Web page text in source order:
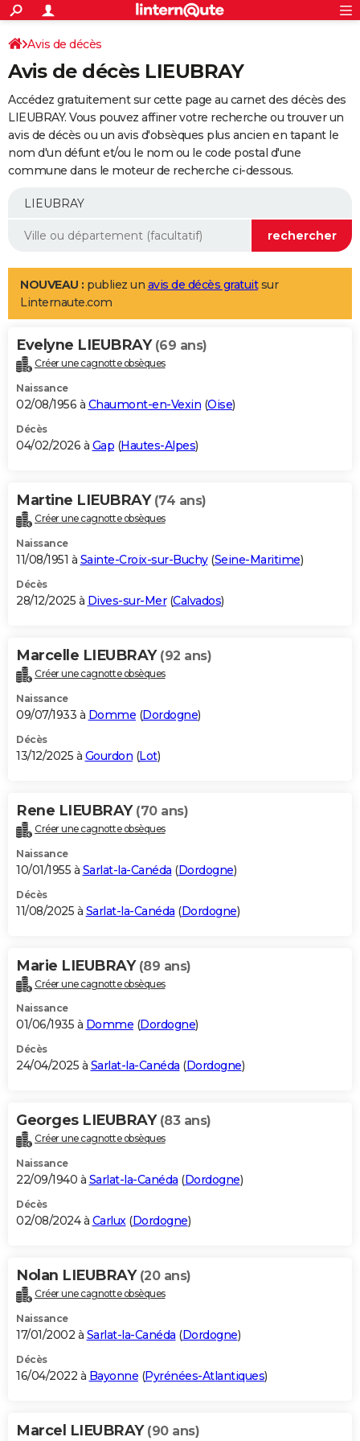
ACTUALITÉS
Politique
Société
Faits Divers
Education
Monde
Villes
+
SPORT
Coupe du monde 2026
Football
Tennis
Cyclisme
Rugby
Forum
Programme TV
TNTStreaming
Cinéma
Sorties cinéma
Musique
+FINANCE
Retraite
Epargne
Immobilier
Risques naturels par ville
Banque
Assurance
AUTO
Essais
Réserver un essai
Citadines
Berlines
SUV
Forum auto
+
Mobiles
Meilleur smartphone
Internet
Ordinateurs
Jeux vidéo
Guide high-tech
Aménagement intérieur
LIFESTYLE
Art de vivre
Bien-être
Loisirs
Mode
Modes de vie
Alimentation
Guide de la santé
Maladies
Médicaments
Sommeil
VOYAGE
Destinations
City break
Voyage nature
Voyage de noces
Forum
Climat
+PHOTO
GUIDES D'ACHAT
BONS PLANS
Carte de Noël
Carte Bonne année
Carte Saint-Valentin
Carte Pâques
Carte d'anniversaire
DICTIONNAIRE
Dictionnaire
Biographies
Citations
Expressions
Proverbes
PROGRAMME TV
S'inscrire
Se connecter
Lycées
Collèges
Primaires
Universités
Entreprises
Service militaire
Avis de recherche
AVIS DE DÉCÈS
Bricolage
Lifestyle
Culture
Sport
Auto
Television
Voyage
Cinema
Avis de décès
Avis de décès LIEUBRAY
Accédez gratuitement sur cette page au carnet des décès des
LIEUBRAY. Vous pouvez affiner votre recherche ou trouver un
avis de décès ou un avis d'obsèques plus ancien en tapant le
nom d'un défunt et/ou le nom ou le code postal d'une
commune dans le moteur de recherche ci-dessous.
NOUVEAU : publiez un avis de décès gratuitsur
Linternaute.com
Evelyne LIEUBRAY (69 ans)
Créer une cagnotte obsèques
Naissance
02/08/1956 à Chaumont-en-Vexin (Oise)
Décès
04/02/2026 à Gap (Hautes-Alpes)
Martine LIEUBRAY (74 ans)
Créer une cagnotte obsèques
Naissance
11/08/1951 à Sainte-Croix-sur-Buchy(Seine-Maritime)
Décès
28/12/2025 à Dives-sur-Mer(Calvados)
Marcelle LIEUBRAY (92 ans)
Créer une cagnotte obsèques
Naissance
09/07/1933 à Domme (Dordogne)
Décès
13/12/2025 à Gourdon (Lot)
Rene LIEUBRAY (70 ans)
Créer une cagnotte obsèques
Naissance
10/01/1955 à Sarlat-la-Canéda (Dordogne)
Décès
11/08/2025 à Sarlat-la-Canéda (Dordogne)
Marie LIEUBRAY (89 ans)
Créer une cagnotte obsèques
Naissance
01/06/1935 à Domme (Dordogne)
Décès
24/04/2025 à Sarlat-la-Canéda (Dordogne)
Georges LIEUBRAY (83 ans)
Créer une cagnotte obsèques
Naissance
22/09/1940 à Sarlat-la-Canéda (Dordogne)
Décès
02/08/2024 à Carlux(Dordogne)
Nolan LIEUBRAY (20 ans)
Créer une cagnotte obsèques
Naissance
17/01/2002 à Sarlat-la-Canéda (Dordogne)
Décès
16/04/2022 à Bayonne (Pyrénées-Atlantiques)
Marcel LIEUBRAY (90 ans)